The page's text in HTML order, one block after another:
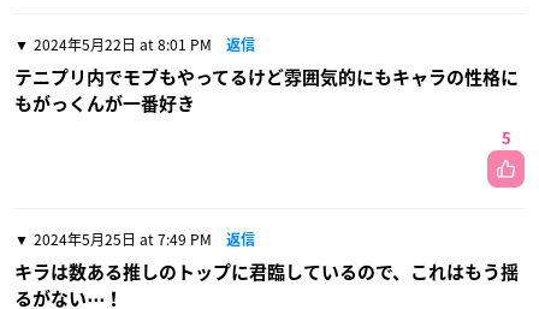
2024年5月22日 at 8:01 PM 返信
テニプリ内でモブもやってるけど雰囲気的にもキャラの性格に
もがっくんが一番好き
5
2024年5月25日 at 7:49 PM 返信
キラは数ある推しのトップに君臨しているので、これはもう揺
るがない⋯！